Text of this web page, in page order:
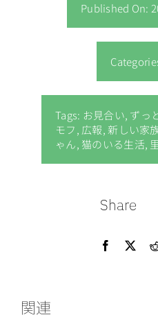
Published On:
Tags: お見合い, ずっ
モフ, 広報, 新しい家
ゃん, 猫のいる生活,
Share
関連